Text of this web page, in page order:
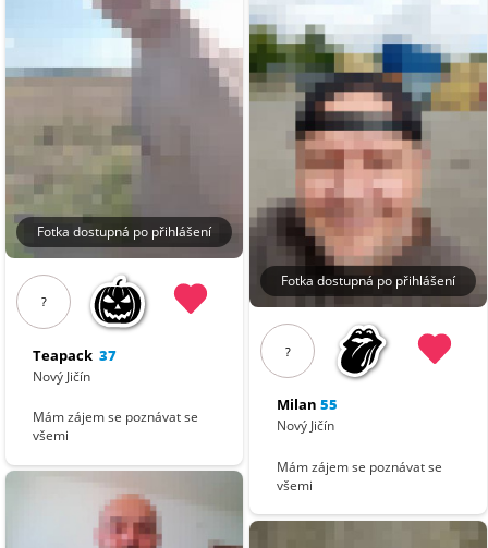
Fotka dostupná po přihlášení
?
Teapack 37
Nový Jičín
Mám zájem se poznávat se
všemi
Fotka dostupná po přihlášení
?
Milan 55
Nový Jičín
Mám zájem se poznávat se
všemi